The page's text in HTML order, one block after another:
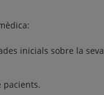
inicials sobre la seva
pacients.